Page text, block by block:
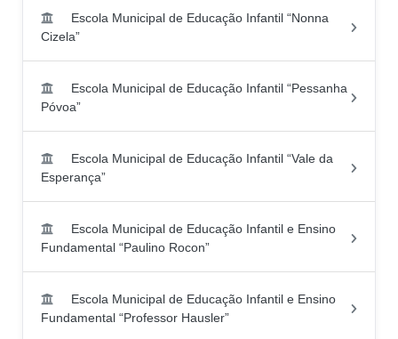
Escola Municipal de Educação Infantil “Nonna
Cizela”
Escola Municipal de Educação Infantil “Pessanha
Póvoa”
Escola Municipal de Educação Infantil “Vale da
Esperança”
Escola Municipal de Educação Infantil e Ensino
Fundamental “Paulino Rocon”
Escola Municipal de Educação Infantil e Ensino
Fundamental “Professor Hausler”